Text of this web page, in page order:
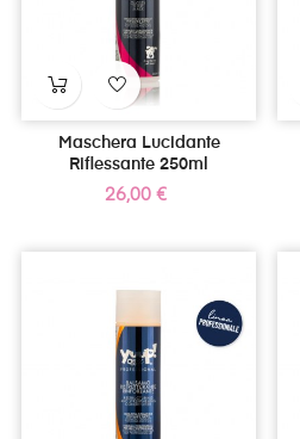
Maschera Lucidante
Riflessante 250ml
Prezzo
26,00 €